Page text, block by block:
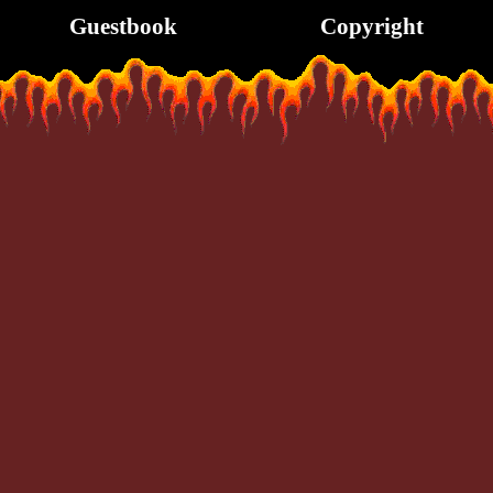
Guestbook Copyright